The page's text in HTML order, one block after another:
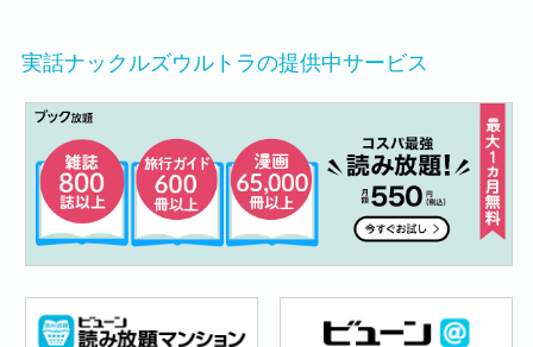
実話ナックルズウルトラの提供中サービス